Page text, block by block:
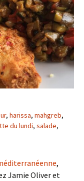
, harissa, mahgreb,
du lundi, salade,
,
Jamie Oliver et